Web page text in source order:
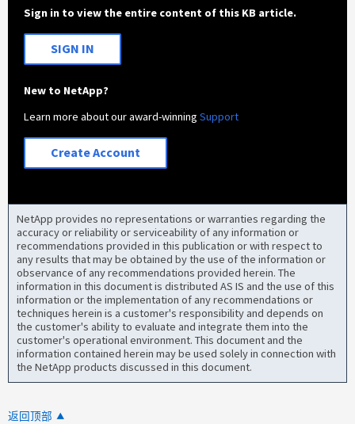
Sign in to view the entire content of this KB article.
SIGN IN
New to NetApp?
Learn more about our award-winningSupport
Create Account
NetApp provides no representations or warranties regarding the
accuracy or reliability or serviceability of any information or
recommendations provided in this publication or with respect to
any results that may be obtained by the use of the information or
observance of any recommendations provided herein. The
information in this document is distributed AS IS and the use of this
information or the implementation of any recommendations or
techniques herein is a customer's responsibility and depends on
the customer's ability to evaluate and integrate them into the
customer's operational environment. This document and the
information contained herein may be used solely in connection with
the NetApp products discussed in this document.
返回顶部